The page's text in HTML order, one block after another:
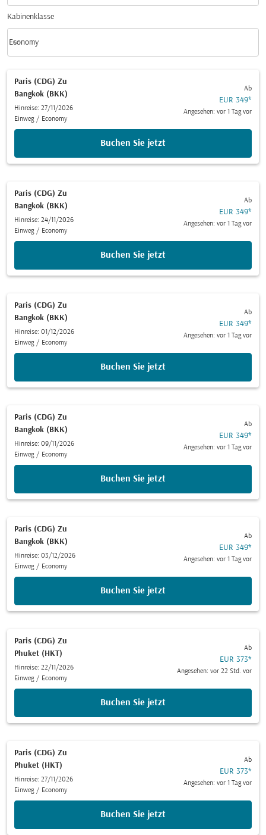
Kabinenklasse
Kabinenklasse option Economy Selected
Economy
keyboard_arrow_down
Paris (CDG) Zu
Bangkok (BKK)
Hinreise: 27/11/2026
Einweg / Economy
Ab
EUR 349*
Angesehen: vor 1 Tag vor
Buchen Sie jetzt
Paris (CDG) Zu
Bangkok (BKK)
Hinreise: 24/11/2026
Einweg / Economy
Ab
EUR 349*
Angesehen: vor 1 Tag vor
Buchen Sie jetzt
Paris (CDG) Zu
Bangkok (BKK)
Hinreise: 01/12/2026
Einweg / Economy
Ab
EUR 349*
Angesehen: vor 1 Tag vor
Buchen Sie jetzt
Paris (CDG) Zu
Bangkok (BKK)
Hinreise: 09/11/2026
Einweg / Economy
Ab
EUR 349*
Angesehen: vor 1 Tag vor
Buchen Sie jetzt
Paris (CDG) Zu
Bangkok (BKK)
Hinreise: 03/12/2026
Einweg / Economy
Ab
EUR 349*
Angesehen: vor 1 Tag vor
Buchen Sie jetzt
Paris (CDG) Zu
Phuket (HKT)
Hinreise: 22/11/2026
Einweg / Economy
Ab
EUR 373*
Angesehen: vor 22 Std. vor
Buchen Sie jetzt
Paris (CDG) Zu
Phuket (HKT)
Hinreise: 27/11/2026
Einweg / Economy
Ab
EUR 373*
Angesehen: vor 1 Tag vor
Buchen Sie jetzt